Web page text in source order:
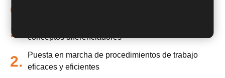
Objetivos
1.
conceptos diferenciadores
2.
Puesta en marcha de procedimientos de trabajo
eficaces y eficientes